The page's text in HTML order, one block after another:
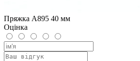
Пряжка A895 40 мм
Оцінка